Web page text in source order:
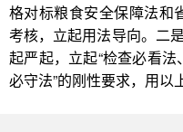
格对标粮食安全保障法和
考核，立起用法导向。二
起严起，立起“检查必看
必守法”的刚性要求，用以